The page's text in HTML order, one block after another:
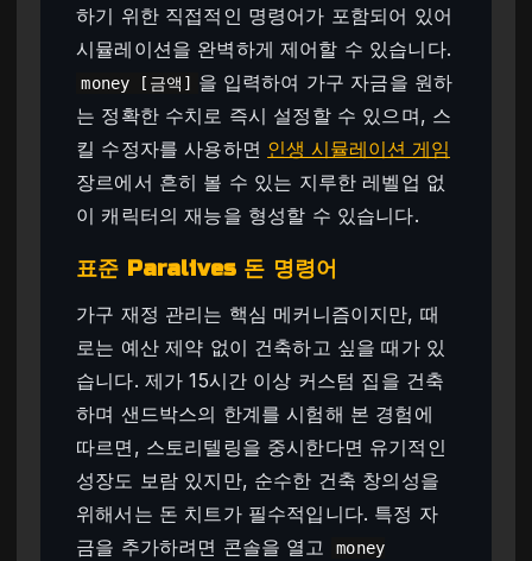
하기 위한 직접적인 명령어가 포함되어 있어
시뮬레이션을 완벽하게 제어할 수 있습니다.
money [금액]
을 입력하여 가구 자금을 원하
는 정확한 수치로 즉시 설정할 수 있으며, 스
킬 수정자를 사용하면 인생 시뮬레이션 게임
장르에서 흔히 볼 수 있는 지루한 레벨업 없
이 캐릭터의 재능을 형성할 수 있습니다.
표준 Paralives 돈 명령어
가구 재정 관리는 핵심 메커니즘이지만, 때
로는 예산 제약 없이 건축하고 싶을 때가 있
습니다. 제가 15시간 이상 커스텀 집을 건축
하며 샌드박스의 한계를 시험해 본 경험에
따르면, 스토리텔링을 중시한다면 유기적인
성장도 보람 있지만, 순수한 건축 창의성을
위해서는 돈 치트가 필수적입니다. 특정 자
금을 추가하려면 콘솔을 열고
money